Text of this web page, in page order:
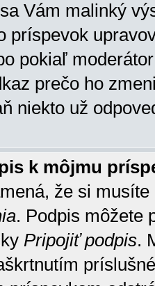
Vám malinký
príspevok
pokiaľ
prečo ho
niekto už
k môjmu
že si
. Podpis môžete
Pripojiť podpis.